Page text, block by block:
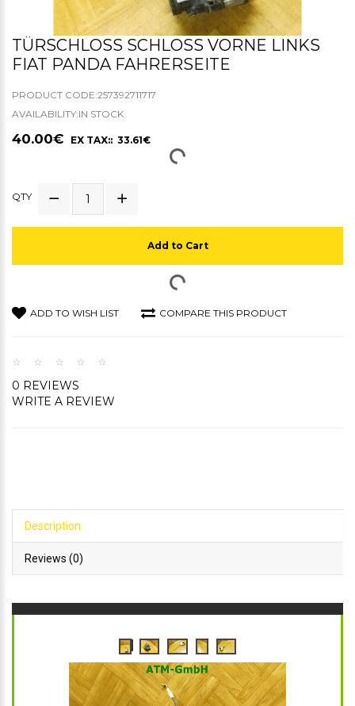
TÜRSCHLOSS SCHLOSS VORNE LINKS
FIAT PANDA FAHRERSEITE
PRODUCT CODE:257392711717
AVAILABILITY:IN STOCK
40.00€ EX TAX:: 33.61€
QTY
Add to Cart
ADD TO WISH LIST COMPARE THIS PRODUCT
0 REVIEWS
WRITE A REVIEW
Description
Reviews (0)